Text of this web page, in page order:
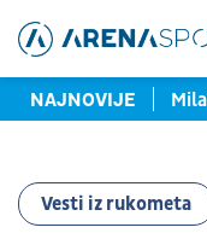
NAJNOVIJE
sa Hetafeom
Vesti iz rukometa